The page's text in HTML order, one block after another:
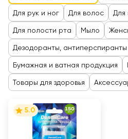
Для рук и ног Для волос Для
Для полости рта Мыло
Дезодоранты, антиперспиранты
Бумажная и ватная продукция
Товары для здоровья
5.0